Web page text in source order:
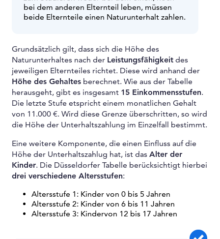
bei dem anderen Elternteil leben, müssen
beide Elternteile einen Naturunterhalt zahlen.
Grundsätzlich gilt, dass sich die Höhe des
Naturunterhaltes nach der Leistungsfähigkeit des
jeweiligen Elternteiles richtet. Diese wird anhand der
Höhe des Gehaltes berechnet. Wie aus der Tabelle
herausgeht, gibt es insgesamt 15 Einkommensstufen.
Die letzte Stufe etspricht einem monatlichen Gehalt
von 11.000 €. Wird diese Grenze überschritten, so wird
die Höhe der Unterhaltszahlung im Einzelfall bestimmt.
Eine weitere Komponente, die einen Einfluss auf die
Höhe der Unterhaltszahlug hat, ist das Alter der
Kinder. Die Düsseldorfer Tabelle berücksichtigt hierbei
drei verschiedene Altersstufen:
Altersstufe 1: Kinder von 0 bis 5 Jahren
Altersstufe 2: Kinder von 6 bis 11 Jahren
Altersstufe 3: Kindervon 12 bis 17 Jahren